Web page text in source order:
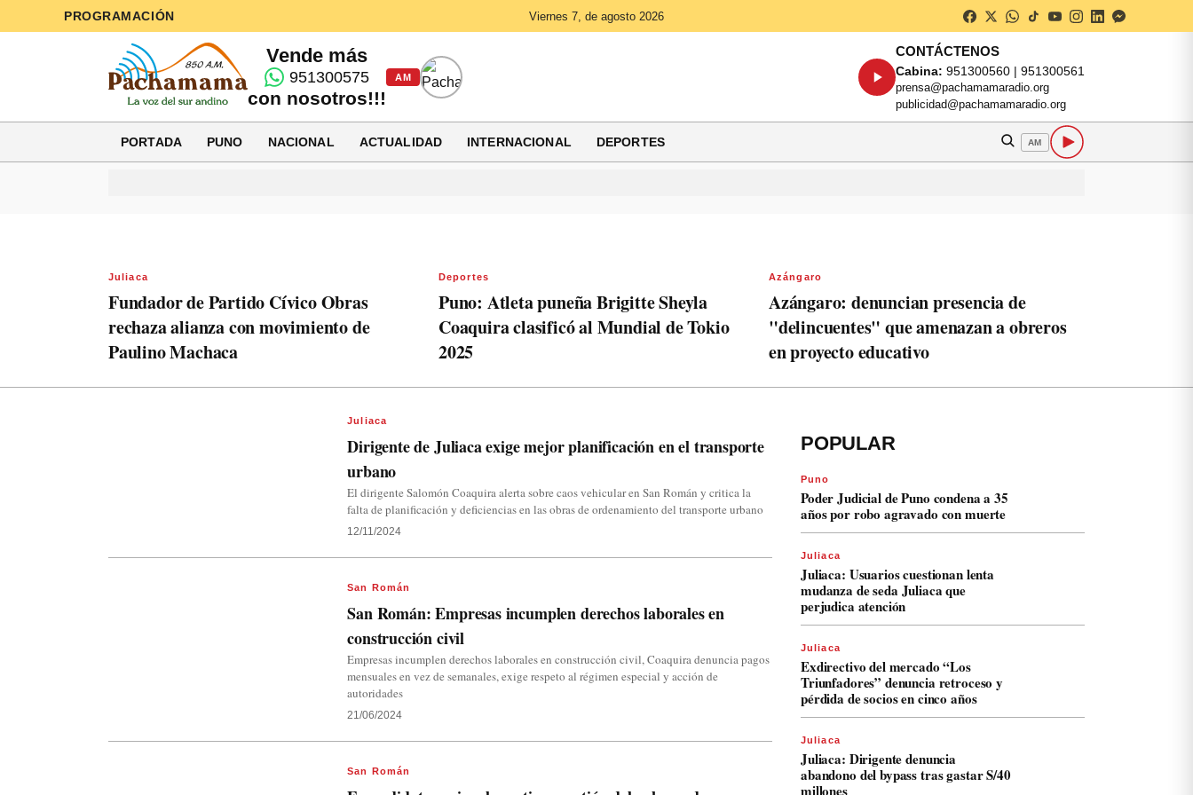
PROGRAMACIÓN Viernes 7, de agosto 2026
Vende más
951300575
con nosotros!!!
AM
CONTÁCTENOS
Cabina: 951300560 | 951300561
prensa@pachamamaradio.org
publicidad@pachamamaradio.org
PORTADA PUNO NACIONAL ACTUALIDAD INTERNACIONAL DEPORTES AM
Juliaca
Fundador de Partido Cívico Obras
rechaza alianza con movimiento de
Paulino Machaca
Deportes
Puno: Atleta puneña Brigitte Sheyla
Coaquira clasificó al Mundial de Tokio
2025
Azángaro
Azángaro: denuncian presencia de
"delincuentes" que amenazan a obreros
en proyecto educativo
Juliaca
Dirigente de Juliaca exige mejor planificación en el transporte
urbano
El dirigente Salomón Coaquira alerta sobre caos vehicular en San Román y critica la
falta de planificación y deficiencias en las obras de ordenamiento del transporte urbano
12/11/2024
San Román
San Román: Empresas incumplen derechos laborales en
construcción civil
Empresas incumplen derechos laborales en construcción civil, Coaquira denuncia pagos
mensuales en vez de semanales, exige respeto al régimen especial y acción de
autoridades
21/06/2024
San Román
POPULAR
Puno
Poder Judicial de Puno condena a 35
años por robo agravado con muerte
Juliaca
Juliaca: Usuarios cuestionan lenta
mudanza de seda Juliaca que
perjudica atención
Juliaca
Exdirectivo del mercado “Los
Triunfadores” denuncia retroceso y
pérdida de socios en cinco años
Juliaca
Juliaca: Dirigente denuncia
abandono del bypass tras gastar S/40
millones